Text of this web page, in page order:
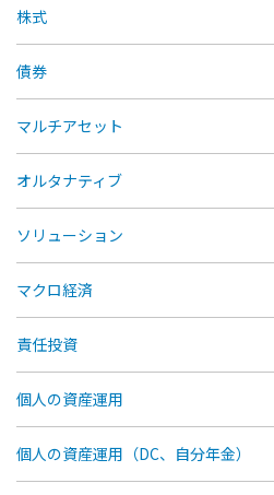
株式
債券
マルチアセット
オルタナティブ
ソリューション
マクロ経済
責任投資
個人の資産運用
個人の資産運用（DC、自分年金）